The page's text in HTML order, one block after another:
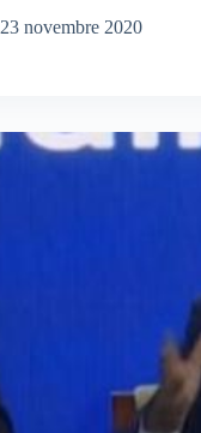
23 novembre 2020